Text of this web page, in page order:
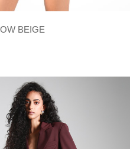
BEIGE